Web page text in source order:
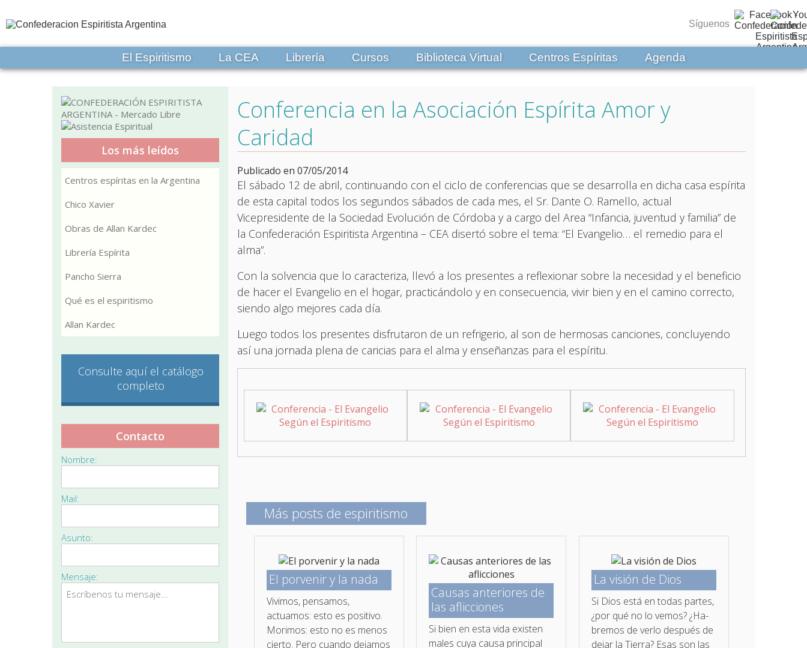
Síguenos
El Espiritismo La CEA Librería Cursos Biblioteca Virtual Centros Espíritas Agenda
Conferencia en la Asociación Espírita Amor y
Caridad
Publicado en 07/05/2014
El sábado 12 de abril, continuando con el ciclo de conferencias que se desarrolla en dicha casa espírita
de esta capital todos los segundos sábados de cada mes, el Sr. Dante O. Ramello, actual
Vicepresidente de la Sociedad Evolución de Córdoba y a cargo del Area “Infancia, juventud y familia” de
la Confederación Espiritista Argentina – CEA disertó sobre el tema: “El Evangelio… el remedio para el
alma”.
Con la solvencia que lo caracteriza, llevó a los presentes a reflexionar sobre la necesidad y el beneficio
de hacer el Evangelio en el hogar, practicándolo y en consecuencia, vivir bien y en el camino correcto,
siendo algo mejores cada día.
Luego todos los presentes disfrutaron de un refrigerio, al son de hermosas canciones, concluyendo
así una jornada plena de caricias para el alma y enseñanzas para el espíritu.
Más posts de espiritismo
El porvenir y la nada
Vivimos, pensamos,
actuamos: esto es positivo.
Morimos: esto no es menos
cierto. Pero cuando dejamos
Causas anteriores de
las aflicciones
Si bien en esta vida existen
males cuya causa principal
La visión de Dios
Si Dios está en todas partes,
¿por qué no lo vemos? ¿Ha­
bremos de verlo después de
dejar la Tierra? Esas son las
Los más leídos
Centros espíritas en la Argentina
Chico Xavier
Obras de Allan Kardec
Librería Espírita
Pancho Sierra
Qué es el espiritismo
Allan Kardec
Consulte aquí el catálogo
completo
Contacto
Nombre:
Mail:
Asunto:
Mensaje: